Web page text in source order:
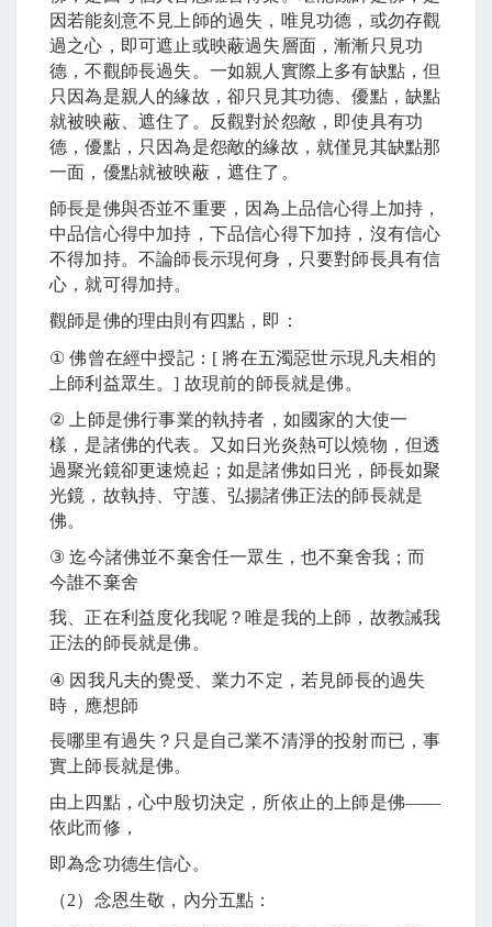
因若能刻意不見上師的過失，唯見功德，或勿存觀
過之心，即可遮止或映蔽過失層面，漸漸只見功
德，不觀師長過失。一如親人實際上多有缺點，但
只因為是親人的緣故，卻只見其功德、優點，缺點
就被映蔽、遮住了。反觀對於怨敵，即使具有功
德，優點，只因為是怨敵的緣故，就僅見其缺點那
一面，優點就被映蔽，遮住了。
師長是佛與否並不重要，因為上品信心得上加持，
中品信心得中加持，下品信心得下加持，沒有信心
不得加持。不論師長示現何身，只要對師長具有信
心，就可得加持。
觀師是佛的理由則有四點，即：
① 佛曾在經中授記： [ 將在五濁惡世示現凡夫相的
上師利益眾生。] 故現前的師長就是佛。
②
上師是佛行事業的執持者，如國家的大使一
樣，是諸佛的代表。又如日光炎熱可以燒物，但透
過聚光鏡卻更速燒起；如是諸佛如日光，師長如聚
光鏡，故執持、守護、弘揚諸佛正法的師長就是
佛。
③ 迄今諸佛並不棄舍任一眾生，也不棄舍我；而
今誰不棄舍
我、正在利益度化我呢？唯是我的上師，故教誡我
正法的師長就是佛。
④ 因我凡夫的覺受、業力不定，若見師長的過失
時，應想師
長哪里有過失？只是自己業不清淨的投射而已，事
實上師長就是佛。
由上四點，心中殷切決定，所依止的上師是佛――
依此而修，
即為念功德生信心。
（2）念恩生敬，內分五點：